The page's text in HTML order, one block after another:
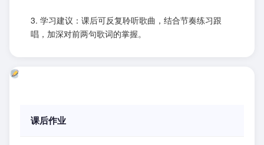
3. 学习建议：课后可反复聆听歌曲，结合节奏练习跟
唱，加深对前两句歌词的掌握。
课后作业